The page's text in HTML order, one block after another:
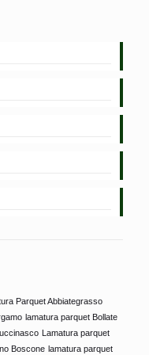
Parquet Abbiategrasso
lamatura parquet Bollate
Lamatura parquet
Boscone lamatura parquet